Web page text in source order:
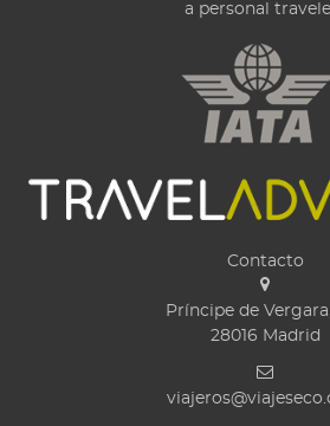
a personal
Contacto
Príncipe de
28016 Madrid